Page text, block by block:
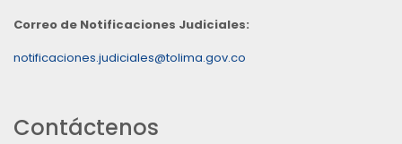
Correo de Notificaciones Judiciales:
notificaciones.judiciales@tolima.gov.co
Contáctenos